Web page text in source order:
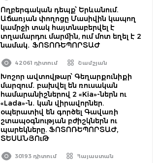
Ողբերգական դեպք՝ Երևանում.
Աճառյան փողոցը Մասիվին կապող
կամրջի տակ հայտնաբերվել է
տղամարդու մարմին, ում մոտ եղել է 2
նամակ․ ՖՈՏՈՌԵՊՈՐՏԱԺ
42061 դիտում Շամշյան
Խոշոր ավտովթար՝ Գեղարքունիքի
մարզում․ բախվել են ռուսական
համարանիշներով 2 «Kia»-ներն ու
«Lada»-ն․ կան վիրավորներ.
օպերատիվ են գործել Գավառի
շտապօգնության բժիշկներն ու
պարեկները. ՖՈՏՈՌԵՊՈՐՏԱԺ,
ՏԵՍԱՆՅՈւԹ
30193 դիտում Հայաստան